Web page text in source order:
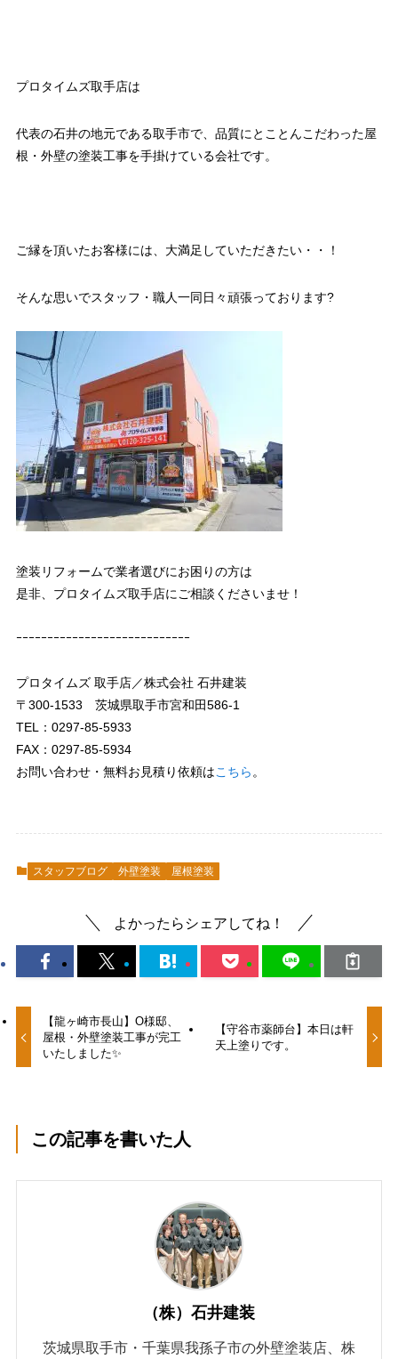
プロタイムズ取手店は
代表の石井の地元である取手市で、品質にとことんこだわった屋
根・外壁の塗装工事を手掛けている会社です。
ご縁を頂いたお客様には、大満足していただきたい・・！
そんな思いでスタッフ・職人一同日々頑張っております?
塗装リフォームで業者選びにお困りの方は
是非、プロタイムズ取手店にご相談くださいませ！
ｰｰｰｰｰｰｰｰｰｰｰｰｰｰｰｰｰｰｰｰｰｰｰｰｰｰｰｰ
プロタイムズ 取手店／株式会社 石井建装
〒300-1533 茨城県取手市宮和田586-1
TEL：0297-85-5933
FAX：0297-85-5934
お問い合わせ・無料お見積り依頼はこちら 。
スタッフブログ 外壁塗装 屋根塗装
よかったらシェアしてね！
【龍ヶ崎市長山】O様邸、
屋根・外壁塗装工事が完工
いたしました✨
【守谷市薬師台】本日は軒
天上塗りです。
この記事を書いた人
（株）石井建装
茨城県取手市・千葉県我孫子市の外壁塗装店、株